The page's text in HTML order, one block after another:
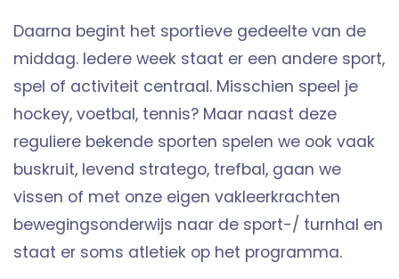
Daarna begint het sportieve gedeelte van de
middag. Iedere week staat er een andere sport,
spel of activiteit centraal. Misschien speel je
hockey, voetbal, tennis? Maar naast deze
reguliere bekende sporten spelen we ook vaak
buskruit, levend stratego, trefbal, gaan we
vissen of met onze eigen vakleerkrachten
bewegingsonderwijs naar de sport-/ turnhal en
staat er soms atletiek op het programma.